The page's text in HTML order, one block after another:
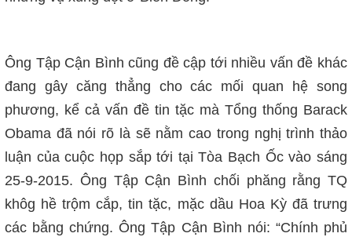
Ông Tập Cận Bìnhcũng đề cập tới nhiều vấn đề khác
đang gây căng thẳng cho các mối quan hệ song
phương, kể cả vấn đề tin tặc mà Tổng thống Barack
Obama đã nói rõ là sẽ nằm cao trong nghị trình thảo
luận của cuộc họp sắp tới tại Tòa Bạch Ốcvào sáng
25-9-2015. Ông Tập Cận Bình chối phăng rằng TQ
khôg hề trộm cắp, tin tặc, mặc dầu Hoa Kỳ đã trưng
các bằng chứng. Ông Tập Cận Bình nói: “Chính phủ